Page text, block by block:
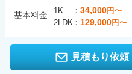
基本料金 1K 34,000円〜
2LDK
129,000円〜
見積もり依